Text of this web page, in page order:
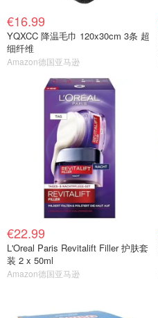
€16.99
YQXCC 降温毛巾 120x30cm 3条 超
细纤维
Amazon德国亚马逊
€22.99
L'Oreal Paris Revitalift Filler 护肤套
装 2 x 50ml
Amazon德国亚马逊